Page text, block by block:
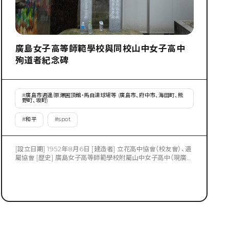
廣島女子高等師範學校與同校山中女子高中
殉道者紀念碑
#廣島市週邊/原爆圓頂館・馬自達球場等 (廣島市、府中市、海田町、熊
野町、坂町)
#和平 #spot
[設立日期] 1952年8月6日 [建造者] 立花高中協會（校友會）、遺
屬協會 [歷史] 廣島女子高等師範學校附屬山中女子高中（現廣島
作，成為受害者。該紀念碑與紀念在同一地點原子彈爆炸中喪生